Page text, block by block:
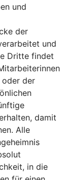
und
der
und
Dritte findet
oder der
damit
Alle
in die